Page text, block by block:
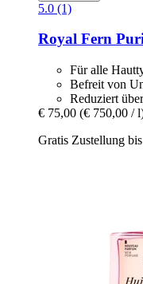
5.0 (1)
Royal Fern
Für alle
Befreit von
Reduziert
€ 75,00 (€ 750,00 /
Gratis Zustellung